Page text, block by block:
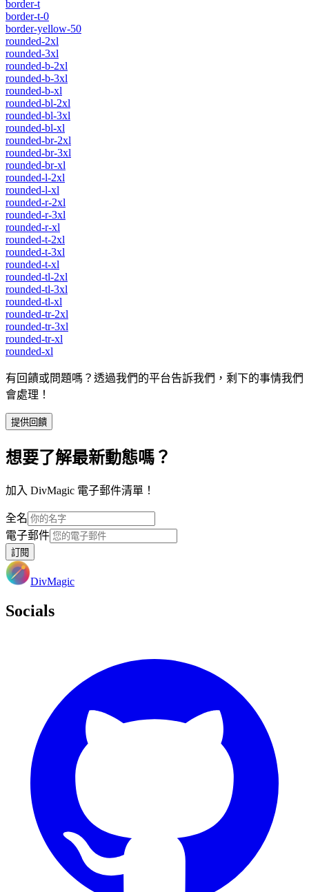
border-t
border-t-0
border-yellow-50
rounded-2xl
rounded-3xl
rounded-b-2xl
rounded-b-3xl
rounded-b-xl
rounded-bl-2xl
rounded-bl-3xl
rounded-bl-xl
rounded-br-2xl
rounded-br-3xl
rounded-br-xl
rounded-l-2xl
rounded-l-xl
rounded-r-2xl
rounded-r-3xl
rounded-r-xl
rounded-t-2xl
rounded-t-3xl
rounded-t-xl
rounded-tl-2xl
rounded-tl-3xl
rounded-tl-xl
rounded-tr-2xl
rounded-tr-3xl
rounded-tr-xl
rounded-xl
有回饋或問題嗎？透過我們的平台告訴我們，剩下的事情我們
會處理！
提供回饋
想要了解最新動態嗎？
加入 DivMagic 電子郵件清單！
全名
電子郵件
訂閱
DivMagic
Socials